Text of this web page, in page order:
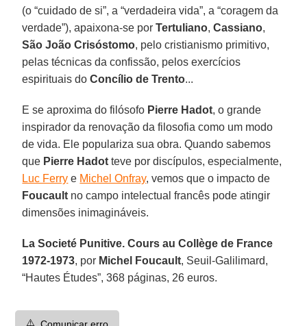
(o “cuidado de si”, a “verdadeira vida”, a “coragem da
verdade”), apaixona-se porTertuliano,Cassiano,
São João Crisóstomo, pelo cristianismo primitivo,
pelas técnicas da confissão, pelos exercícios
espirituais doConcílio de Trento...
E se aproxima do filósofo Pierre Hadot, o grande
inspirador da renovação da filosofia como um modo
de vida. Ele populariza sua obra. Quando sabemos
que Pierre Hadot teve por discípulos, especialmente,
Luc Ferry e Michel Onfray, vemos que o impacto de
Foucault no campo intelectual francês pode atingir
dimensões inimagináveis.
La Societé Punitive. Cours au Collège de France
1972-1973, por Michel Foucault, Seuil-Galilimard,
“Hautes Études”, 368 páginas, 26 euros.
⚠️ Comunicar erro